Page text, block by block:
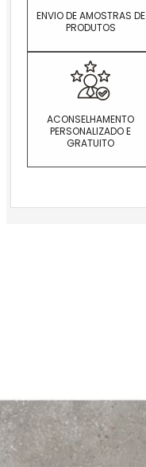
ENVIO DE AMOSTRAS DE
PRODUTOS
ACONSELHAMENTO
PERSONALIZADO E
GRATUITO